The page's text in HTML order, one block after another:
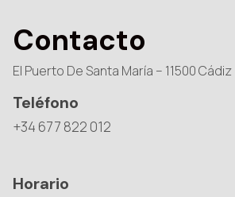
Contacto
El Puerto De Santa María – 11500 Cádiz
Teléfono
+34 677 822 012
Horario